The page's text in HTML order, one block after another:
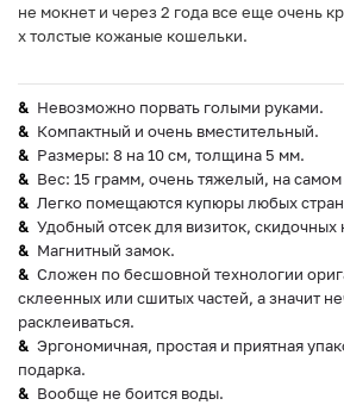
не мокнет и через 2 года все еще очень
х толстые кожаные кошельки.
Невозможно порвать голыми руками.
Компактный и очень вместительный.
Размеры: 8 на 10 см, толщина 5 мм.
Вес: 15 грамм, очень тяжелый, на самом
Легко помещаются купюры любых
Удобный отсек для визиток, скидочных
Магнитный замок.
Сложен по бесшовной технологии
склеенных или сшитых частей, а значит
расклеиваться.
Эргономичная, простая и приятная
подарка.
Вообще не боится воды.